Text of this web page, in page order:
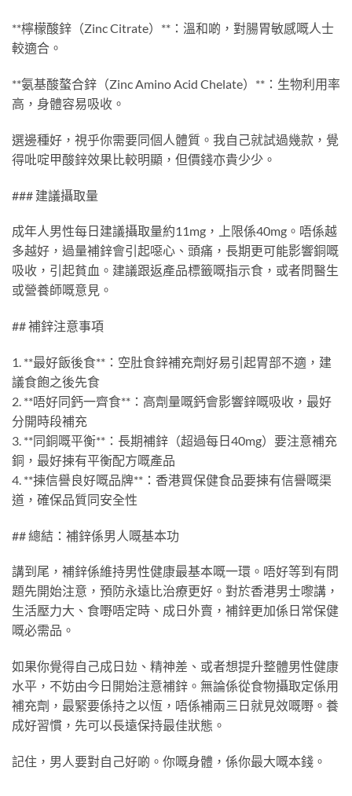
**檸檬酸鋅（Zinc Citrate）**：溫和啲，對腸胃敏感嘅人士
較適合。
**氨基酸螯合鋅（Zinc Amino Acid Chelate）**：生物利用率
高，身體容易吸收。
選邊種好，視乎你需要同個人體質。我自己就試過幾款，覺
得吡啶甲酸鋅效果比較明顯，但價錢亦貴少少。
### 建議攝取量
成年人男性每日建議攝取量約11mg，上限係40mg。唔係越
多越好，過量補鋅會引起噁心、頭痛，長期更可能影響銅嘅
吸收，引起貧血。建議跟返產品標籤嘅指示食，或者問醫生
或營養師嘅意見。
## 補鋅注意事項
1. **最好飯後食**：空肚食鋅補充劑好易引起胃部不適，建
議食飽之後先食
2. **唔好同鈣一齊食**：高劑量嘅鈣會影響鋅嘅吸收，最好
分開時段補充
3. **同銅嘅平衡**：長期補鋅（超過每日40mg）要注意補充
銅，最好揀有平衡配方嘅產品
4. **揀信譽良好嘅品牌**：香港買保健食品要揀有信譽嘅渠
道，確保品質同安全性
## 總結：補鋅係男人嘅基本功
講到尾，補鋅係維持男性健康最基本嘅一環。唔好等到有問
題先開始注意，預防永遠比治療更好。對於香港男士嚟講，
生活壓力大、食嘢唔定時、成日外賣，補鋅更加係日常保健
嘅必需品。
如果你覺得自己成日攰、精神差、或者想提升整體男性健康
水平，不妨由今日開始注意補鋅。無論係從食物攝取定係用
補充劑，最緊要係持之以恆，唔係補兩三日就見效嘅嘢。養
成好習慣，先可以長遠保持最佳狀態。
記住，男人要對自己好啲。你嘅身體，係你最大嘅本錢。